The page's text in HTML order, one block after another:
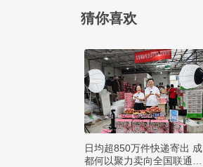
猜你喜欢
日均超850万件快递寄出 成
都何以聚力卖向全国联通全